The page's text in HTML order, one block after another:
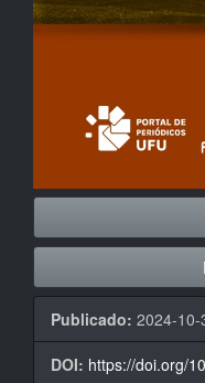
Publicado: 2024-10-
DOI: https://doi.org/